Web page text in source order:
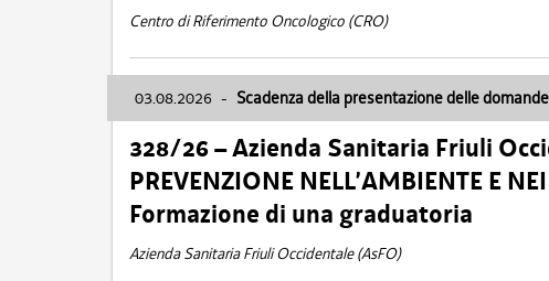
Centro di Riferimento Oncologico (CRO)
03.08.2026 - Scadenza della presentazione delle
328/26 – Azienda Sanitaria Friuli
PREVENZIONE NELL’AMBIENTE E
Formazione di una graduatoria
Azienda Sanitaria Friuli Occidentale (AsFO)